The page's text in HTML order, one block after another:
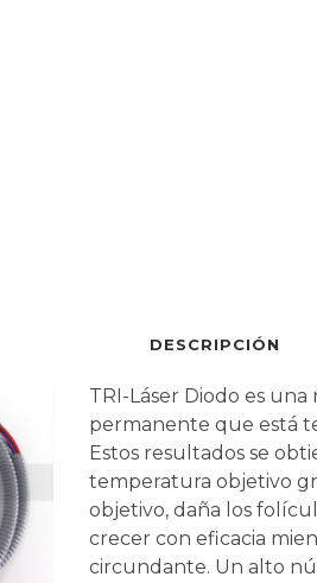
DESCRIPCIÓN
TRI-Láser Diodo es
permanente que está
Estos resultados se
temperatura objetivo
objetivo, daña los
crecer con eficacia
circundante. Un alto